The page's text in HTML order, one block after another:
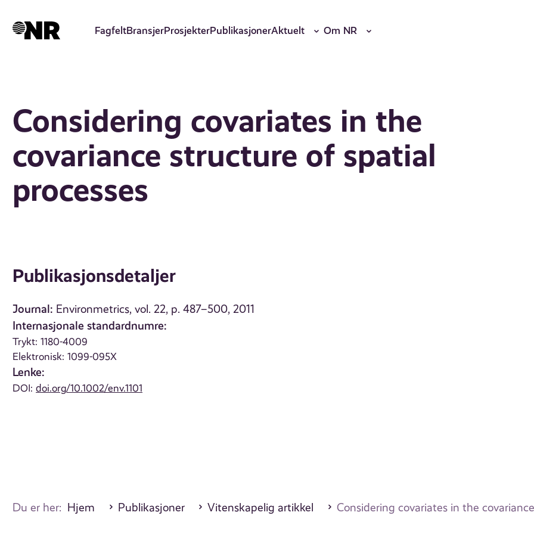
hovedinnhold
FagfeltBransjerProsjekterPublikasjonerAktuelt Om NR
Considering covariates in the
covariance structure of spatial
processes
Publikasjonsdetaljer
Journal: Environmetrics, vol. 22, p. 487–500, 2011
Internasjonale standardnumre:
Trykt: 1180-4009
Elektronisk: 1099-095X
Lenke:
DOI:doi.org/10.1002/env.1101
Du er her: Hjem Publikasjoner Vitenskapelig artikkel Considering covariates in the